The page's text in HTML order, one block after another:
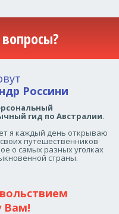
Россини
гид по Австралии.
я каждый день открываю
путешественников
о самых разных уголках
страны.
Вам!